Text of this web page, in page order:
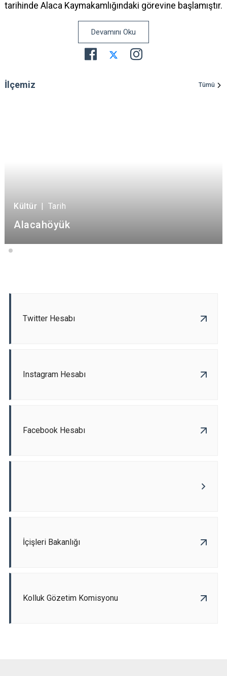
tarihinde Alaca Kaymakamlığındaki görevine başlamıştır.
Devamını Oku
İlçemiz Tümü
Kültür | Tarih
Alacahöyük
Twitter Hesabı
Instagram Hesabı
Facebook Hesabı
İçişleri Bakanlığı
Kolluk Gözetim Komisyonu